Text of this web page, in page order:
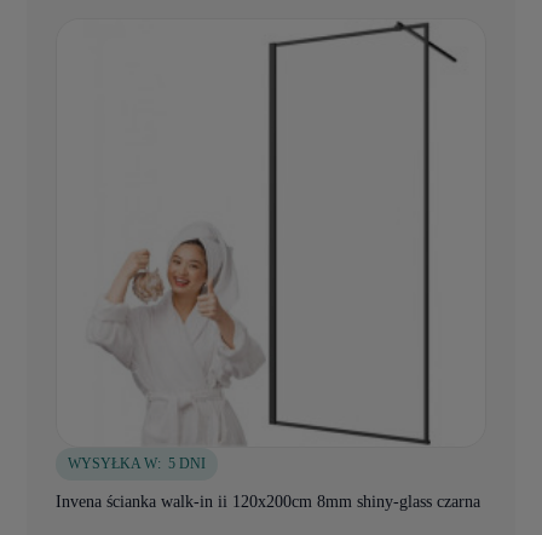
WYSYŁKA W: 5 DNI
Invena ścianka walk-in ii 120x200cm 8mm shiny-glass czarna